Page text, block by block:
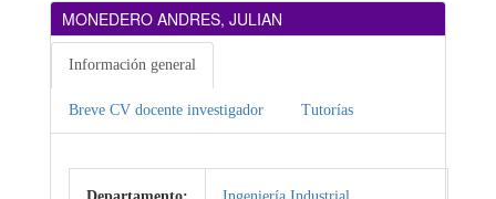
MONEDERO ANDRES, JULIAN
Información general
Breve CV docente investigador Tutorías